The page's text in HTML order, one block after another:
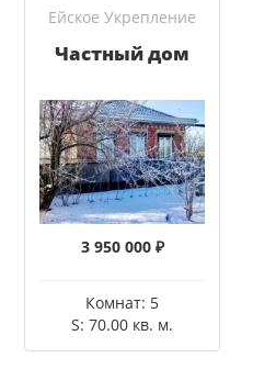
Ейское Укрепление
Частный дом
3 950 000 ₽
Комнат: 5
S: 70.00 кв. м.